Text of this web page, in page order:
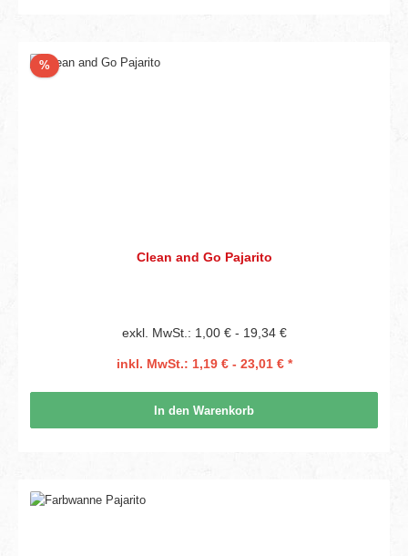
%Rabatt
Clean and Go Pajarito
exkl. MwSt.: 1,00 € - 19,34 €
inkl. MwSt.: 1,19 € - 23,01 € *
In den Warenkorb